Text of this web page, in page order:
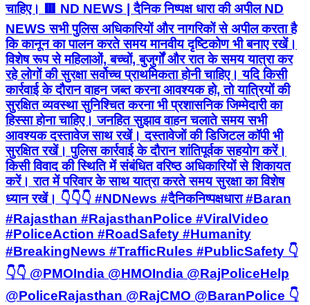
चाहिए। 🟥 ND NEWS | दैनिक निष्पक्ष धारा की अपील ND
NEWS सभी पुलिस अधिकारियों और नागरिकों से अपील करता है
कि कानून का पालन करते समय मानवीय दृष्टिकोण भी बनाए रखें।
विशेष रूप से महिलाओं, बच्चों, बुजुर्गों और रात के समय यात्रा कर
रहे लोगों की सुरक्षा सर्वोच्च प्राथमिकता होनी चाहिए। यदि किसी
कार्रवाई के दौरान वाहन जब्त करना आवश्यक हो, तो यात्रियों की
सुरक्षित व्यवस्था सुनिश्चित करना भी प्रशासनिक जिम्मेदारी का
हिस्सा होना चाहिए। जनहित सुझाव वाहन चलाते समय सभी
आवश्यक दस्तावेज साथ रखें। दस्तावेजों की डिजिटल कॉपी भी
सुरक्षित रखें। पुलिस कार्रवाई के दौरान शांतिपूर्वक सहयोग करें।
किसी विवाद की स्थिति में संबंधित वरिष्ठ अधिकारियों से शिकायत
करें। रात में परिवार के साथ यात्रा करते समय सुरक्षा का विशेष
ध्यान रखें। 👇👇👇 #NDNews #दैनिकनिष्पक्षधारा #Baran
#Rajasthan #RajasthanPolice #ViralVideo
#PoliceAction #RoadSafety #Humanity
#BreakingNews #TrafficRules #PublicSafety 👇
👇👇 @PMOIndia @HMOIndia @RajPoliceHelp
@PoliceRajasthan @RajCMO @BaranPolice 👇